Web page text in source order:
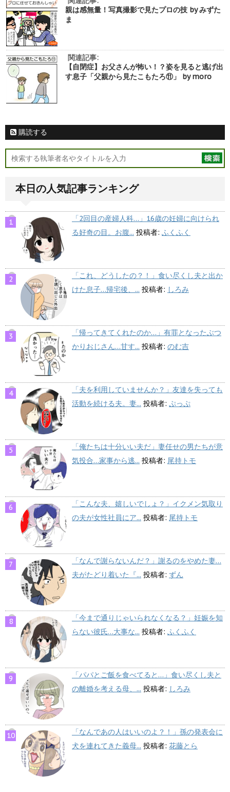
親は感無量！写真撮影で見たプロの技 by みずた
ま
関連記事:
【自閉症】お父さんが怖い！？姿を見ると逃げ出
す息子「父親から見たこもたろ⑪」 by moro
購読する
本日の人気記事ランキング
「2回目の産婦人科…」16歳の妊婦に向けられ
る好奇の目。お腹... 投稿者: ふくふく
「これ、どうしたの？！」食い尽くし夫と出か
けた息子…帰宅後、... 投稿者: しろみ
「帰ってきてくれたのか…」有罪となったぶつ
かりおじさん…甘す... 投稿者: のむ吉
「夫を利用していませんか？」友達を失っても
活動を続ける夫。妻... 投稿者: ぷっぷ
「俺たちは十分いい夫だ」妻任せの男たちが意
気投合…家事から逃... 投稿者: 尾持トモ
「こんな夫、嬉しいでしょ？」イクメン気取り
の夫が女性社員にア... 投稿者: 尾持トモ
「なんで謝らないんだ？」謝るのをやめた妻…
夫がたどり着いた『... 投稿者: ずん
「今まで通りじゃいられなくなる？」妊娠を知
らない彼氏…大事な... 投稿者: ふくふく
「パパとご飯を食べてると…」食い尽くし夫と
の離婚を考える母、... 投稿者: しろみ
「なんであの人はいいのよ？！」孫の発表会に
犬を連れてきた義母... 投稿者: 花藤とら